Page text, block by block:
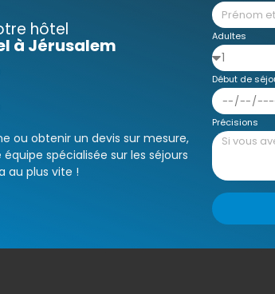
hôtel
à Jérusalem
ou obtenir un devis sur mesure,
spécialisée sur les séjours
au plus vite !
Adultes
Début de
Précisions